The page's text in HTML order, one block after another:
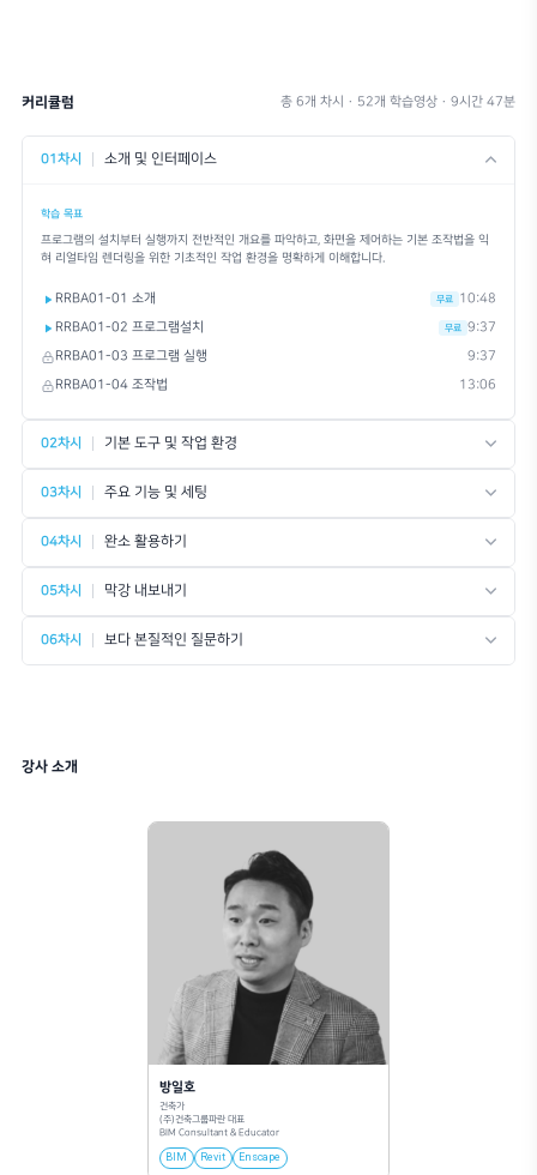
레빗과 완벽히 연동되는 엔스케이프 리얼타임 렌더링을 통해 시각화 업무 시
과적인 건축 설계 의사결정을 이끌어내는 능력을 기를 수 있습니다.
Revit을 활용한 시각화 부분을 쉽고 빠르게 극대화 하고 싶은 분들.
설계 프로세스의 변화와 가상설계를 체험하고 싶은 분들.
보다 본질적인 나의 업무에 집중하고 싶은 분들.
신속한 의사결정을 위한 소통이 필요하신 분들.